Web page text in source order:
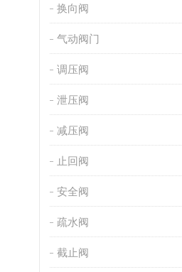
换向阀
气动阀门
调压阀
泄压阀
减压阀
止回阀
安全阀
疏水阀
截止阀